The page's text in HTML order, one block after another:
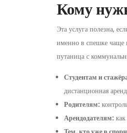
Кому
Эта услуга полезна,
именно в спешке чаще
путаница с
Студентам и
дистанционная
Родителям:
Арендодателям: